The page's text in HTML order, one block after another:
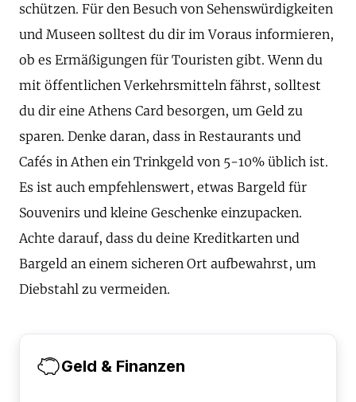
schützen. Für den Besuch von Sehenswürdigkeiten
und Museen solltest du dir im Voraus informieren,
ob es Ermäßigungen für Touristen gibt. Wenn du
mit öffentlichen Verkehrsmitteln fährst, solltest
du dir eine Athens Card besorgen, um Geld zu
sparen. Denke daran, dass in Restaurants und
Cafés in Athen ein Trinkgeld von 5-10% üblich ist.
Es ist auch empfehlenswert, etwas Bargeld für
Souvenirs und kleine Geschenke einzupacken.
Achte darauf, dass du deine Kreditkarten und
Bargeld an einem sicheren Ort aufbewahrst, um
Diebstahl zu vermeiden.
Geld & Finanzen